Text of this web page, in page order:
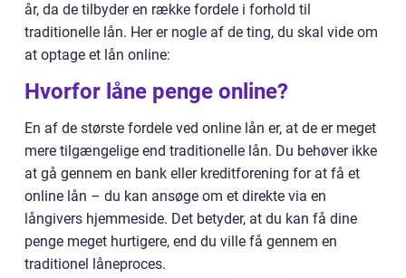
år, da de tilbyder en række fordele i forhold til
traditionelle lån. Her er nogle af de ting, du skal vide om
at optage et lån online:
Hvorfor låne penge online?
En af de største fordele ved online lån er, at de er meget
mere tilgængelige end traditionelle lån. Du behøver ikke
at gå gennem en bank eller kreditforening for at få et
online lån – du kan ansøge om et direkte via en
långivers hjemmeside. Det betyder, at du kan få dine
penge meget hurtigere, end du ville få gennem en
traditionel låneproces.